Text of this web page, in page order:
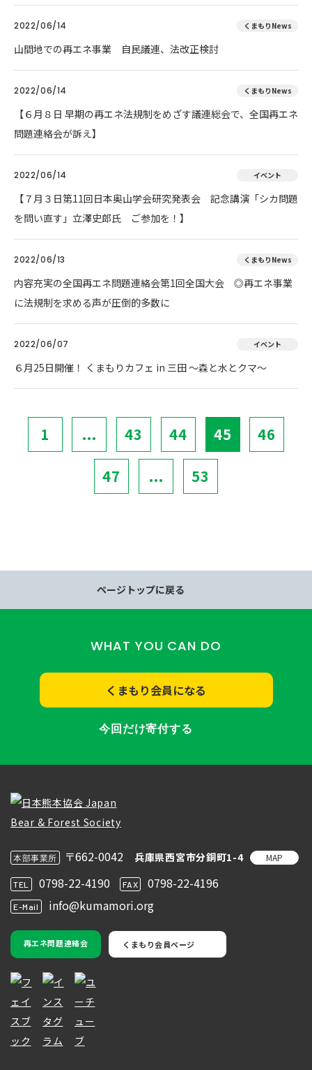
2022/06/14 くまもりNews
山間地での再エネ事業 自民議連、法改正検討
2022/06/14 くまもりNews
【６月８日 早期の再エネ法規制をめざす議連総会で、全国再エネ
問題連絡会が訴え】
2022/06/14 イベント
【７月３日第11回日本奥山学会研究発表会 記念講演「シカ問題
を問い直す」立澤史郎氏 ご参加を！】
2022/06/13 くまもりNews
内容充実の全国再エネ問題連絡会第1回全国大会 ◎再エネ事業
に法規制を求める声が圧倒的多数に
2022/06/07 イベント
６月25日開催！ くまもりカフェ in 三田 ～森と水とクマ～
1 ... 43 44 45 46
47 ... 53
ページトップに戻る
WHAT YOU CAN DO
くまもり会員になる
今回だけ寄付する
本部事業所 〒662-0042 兵庫県西宮市分銅町1-4 MAP
TEL 0798-22-4190 FAX 0798-22-4196
E-Mail info@kumamori.org
再エネ問題連絡会 くまもり会員ページ